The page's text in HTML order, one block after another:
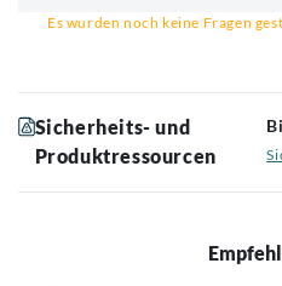
Es wurden noch keine Fragen
Sicherheits- und
Produktressourcen